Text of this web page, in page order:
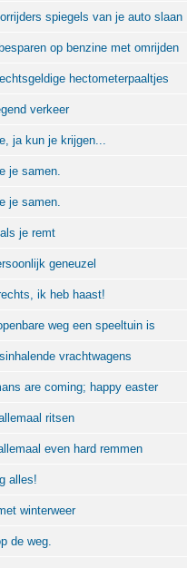
spiegels van je auto slaan
op benzine met omrijden
hectometerpaaltjes
verkeer
ja kun je krijgen...
je samen.
je samen.
je remt
geneuzel
ik heb haast!
weg een speeltuin is
vrachtwagens
are coming; happy easter
ritsen
even hard remmen
alles!
winterweer
de weg.